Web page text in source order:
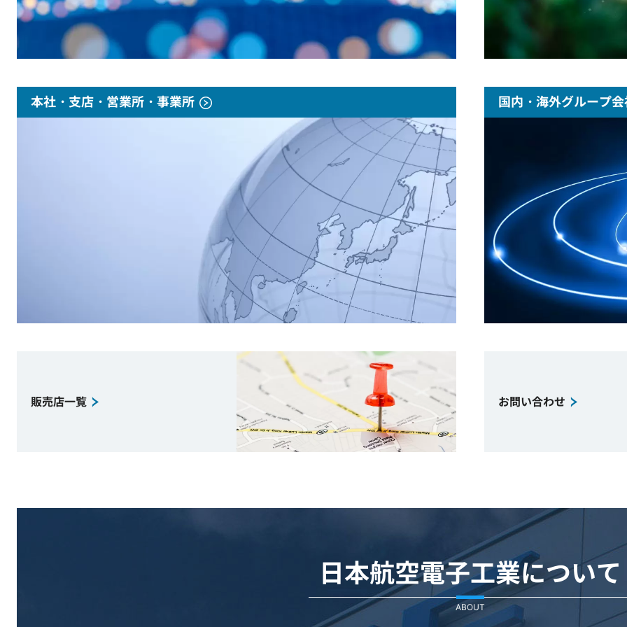
本社・支店・営業所・事業所 国内・海外グループ会
販売店一覧 お問い合わせ
日本航空電子工業について
ABOUT